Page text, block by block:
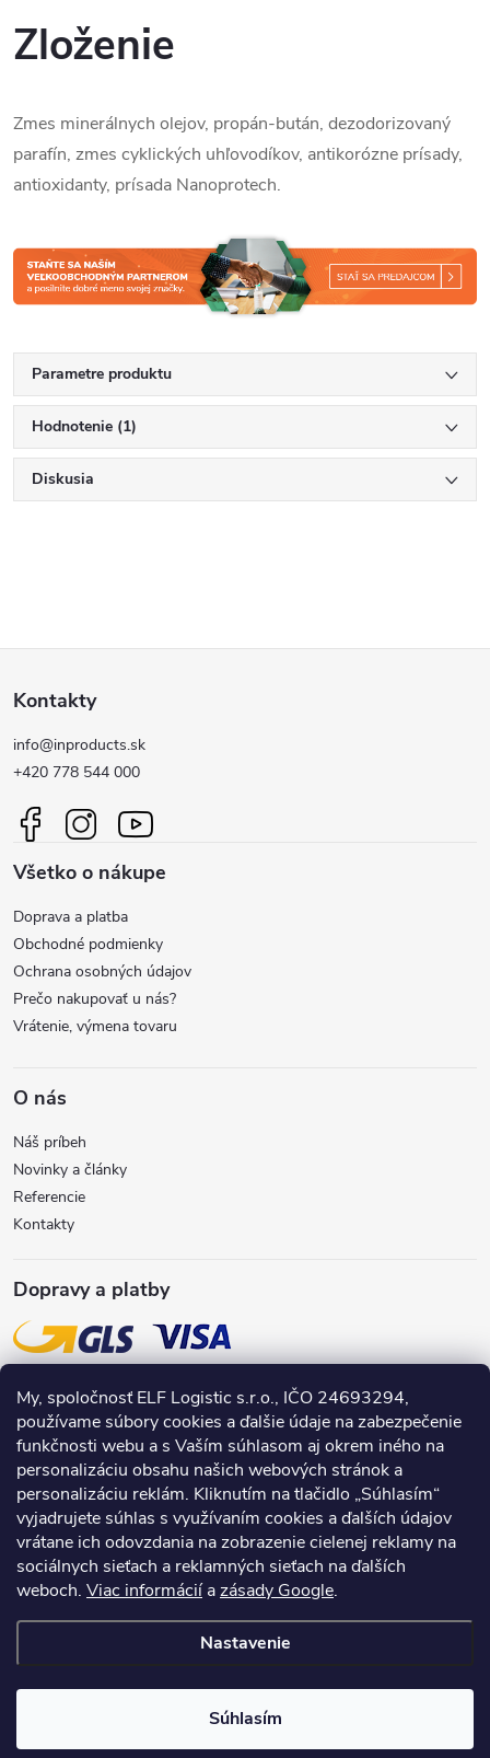
My, spoločnosť ELF Logistic s.r.o., IČO 24693294,
používame súbory cookies a ďalšie údaje na zabezpečenie
funkčnosti webu a s Vaším súhlasom aj okrem iného na
personalizáciu obsahu našich webových stránok a
personalizáciu reklám. Kliknutím na tlačidlo „Súhlasím“
vyjadrujete súhlas s využívaním cookies a ďalších údajov
vrátane ich odovzdania na zobrazenie cielenej reklamy na
sociálnych sieťach a reklamných sieťach na ďalších
weboch. Viac informáciíazásady Google.
Nastavenie
Súhlasím
Zloženie
Zmes minerálnych olejov, propán-bután, dezodorizovaný
parafín, zmes cyklických uhľovodíkov, antikorózne prísady,
antioxidanty, prísada Nanoprotech.
Parametre produktu
Hodnotenie (1)
Diskusia
á
p
ä
e
Kontakty
info@inproducts.sk
+420 778 544 000
Všetko o nákupe
Doprava a platba
Obchodné podmienky
Ochrana osobných údajov
Prečo nakupovať u nás?
Vrátenie, výmena tovaru
O nás
Náš príbeh
Novinky a články
Referencie
Kontakty
Dopravy a platby
Copyright 2026INPRODUCTS.sk. Všetky práva vyhradené.